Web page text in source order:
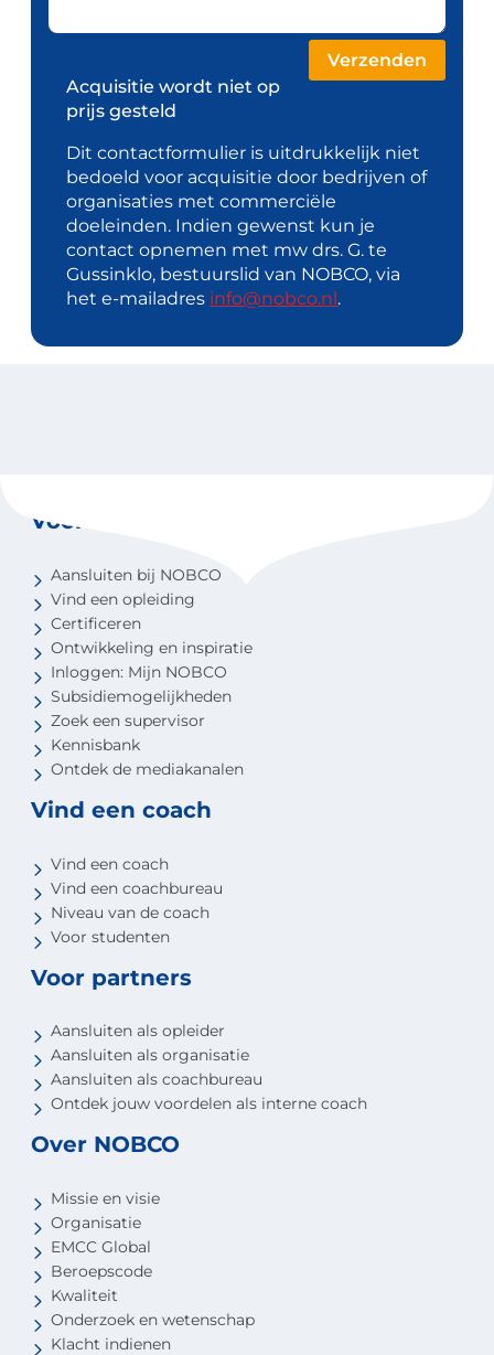
Acquisitie wordt niet op
prijs gesteld
Dit contactformulier is uitdrukkelijk niet
bedoeld voor acquisitie door bedrijven of
organisaties met commerciële
doeleinden. Indien gewenst kun je
contact opnemen met mw drs. G. te
Gussinklo, bestuurslid van NOBCO, via
het e-mailadres info@nobco.nl .
Voor coaches
Aansluiten bij NOBCO
Vind een opleiding
Certificeren
Ontwikkeling en inspiratie
Inloggen: Mijn NOBCO
Subsidiemogelijkheden
Zoek een supervisor
Kennisbank
Ontdek de mediakanalen
Vind een coach
Vind een coach
Vind een coachbureau
Niveau van de coach
Voor studenten
Voor partners
Aansluiten als opleider
Aansluiten als organisatie
Aansluiten als coachbureau
Ontdek jouw voordelen als interne coach
Over NOBCO
Missie en visie
Organisatie
EMCC Global
Beroepscode
Kwaliteit
Onderzoek en wetenschap
Klacht indienen